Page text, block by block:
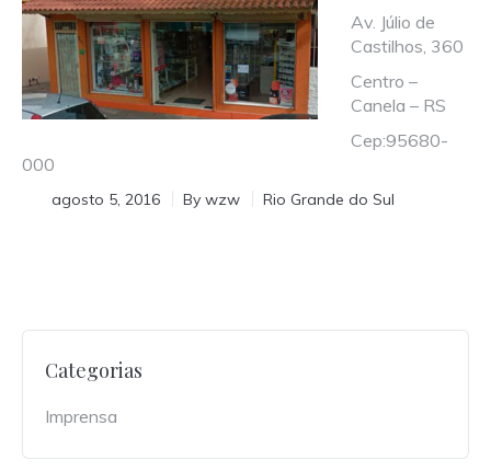
Av. Júlio de
Castilhos, 360
Centro –
Canela – RS
Cep:95680-
000
agosto 5, 2016 By wzw Rio Grande do Sul
Categorias
Imprensa